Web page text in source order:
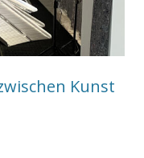
Kunst